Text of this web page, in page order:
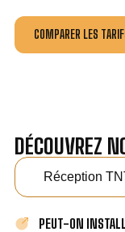
COMPARER LES
DÉCOUVREZ
Réception
PEUT-ON